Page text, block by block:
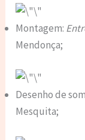
Montagem:
Mendonça;
Desenho de
Mesquita;